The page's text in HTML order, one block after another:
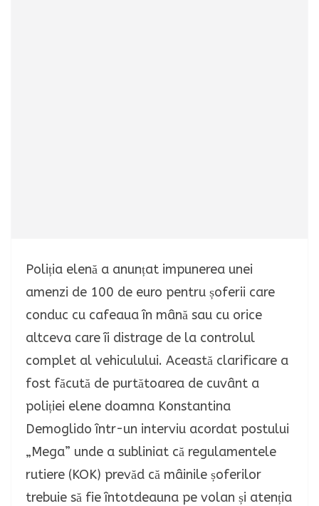
Poliția elenă a anunțat impunerea unei
amenzi de 100 de euro pentru șoferii care
conduc cu cafeaua în mână sau cu orice
altceva care îi distrage de la controlul
complet al vehiculului. Această clarificare a
fost făcută de purtătoarea de cuvânt a
poliției elene doamna Konstantina
Demoglido într-un interviu acordat postului
„Mega” unde a subliniat că regulamentele
rutiere (KOK) prevăd că mâinile șoferilor
trebuie să fie întotdeauna pe volan și atenția